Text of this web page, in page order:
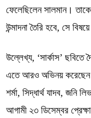
ফেলেছিলেন সালমান।
উন্মাদনা তৈরি হবে, সে
উল্লেখ্য, ‘সার্কাস’ ছবিতে
এতে আরও অভিনয় করেছেন
শর্মা, সিদ্ধার্থ যাদব, জনি
আগামী ২৩ ডিসেম্বর